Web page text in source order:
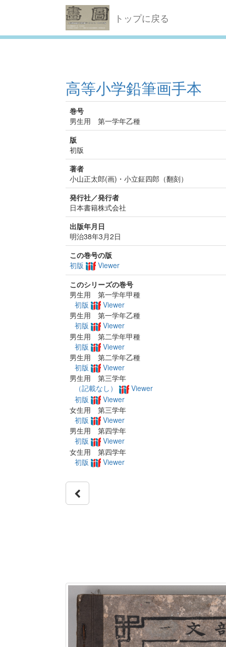
トップに戻る
高等小学鉛筆画手本
巻号
男生用 第一学年乙種
版
初版
著者
小山正太郎(画)・小立鉦四郎（翻刻）
発行社／発行者
日本書籍株式会社
出版年月日
明治38年3月2日
この巻号の版
初版
Viewer
このシリーズの巻号
男生用 第一学年甲種
初版
Viewer
男生用 第一学年乙種
初版
Viewer
男生用 第二学年甲種
初版
Viewer
男生用 第二学年乙種
初版
Viewer
男生用 第三学年
（記載なし）
Viewer
初版
Viewer
女生用 第三学年
初版
Viewer
男生用 第四学年
初版
Viewer
女生用 第四学年
初版
Viewer